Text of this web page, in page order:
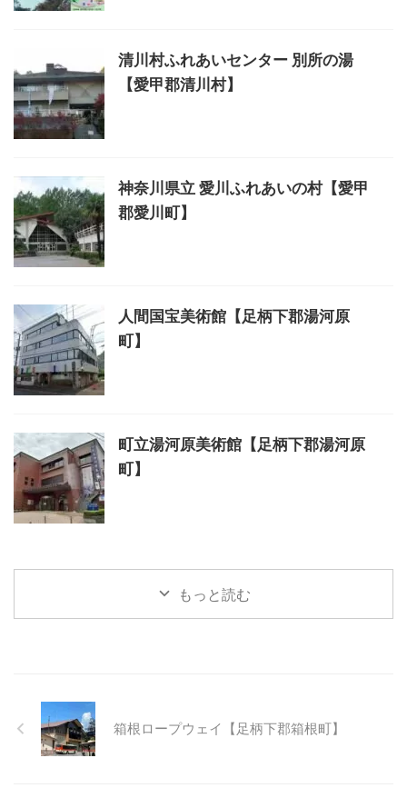
清川村ふれあいセンター 別所の湯
【愛甲郡清川村】
神奈川県立 愛川ふれあいの村【愛甲
郡愛川町】
人間国宝美術館【足柄下郡湯河原
町】
町立湯河原美術館【足柄下郡湯河原
町】
もっと読む
箱根ロープウェイ【足柄下郡箱根町】